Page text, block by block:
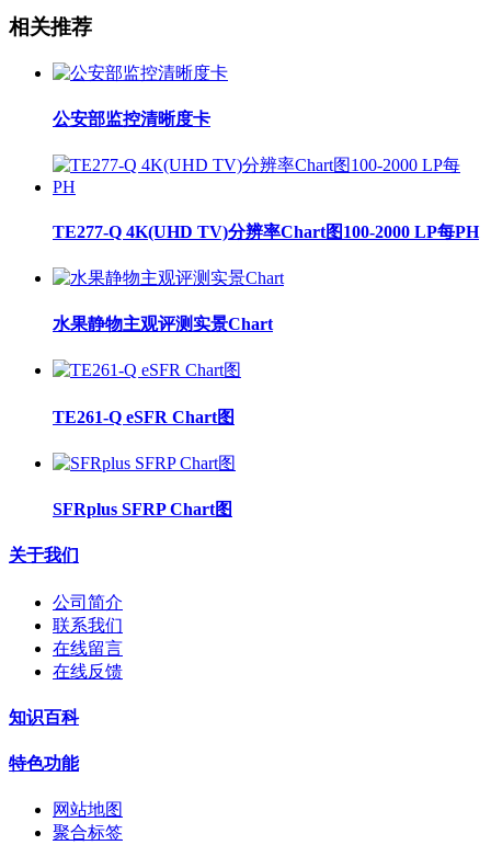
相关推荐
公安部监控清晰度卡
TE277-Q 4K(UHD TV)分辨率Chart图100-2000 LP每PH
水果静物主观评测实景Chart
TE261-Q eSFR Chart图
SFRplus SFRP Chart图
关于我们
公司简介
联系我们
在线留言
在线反馈
知识百科
特色功能
网站地图
聚合标签